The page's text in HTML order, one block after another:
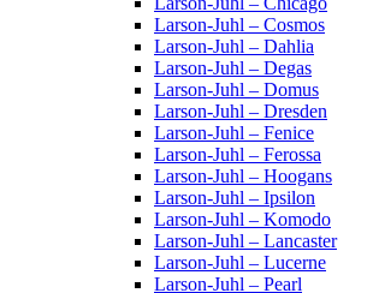
Larson-Juhl – Cosmos
Larson-Juhl – Dahlia
Larson-Juhl – Degas
Larson-Juhl – Domus
Larson-Juhl – Dresden
Larson-Juhl – Fenice
Larson-Juhl – Ferossa
Larson-Juhl – Hoogans
Larson-Juhl – Ipsilon
Larson-Juhl – Komodo
Larson-Juhl – Lancaster
Larson-Juhl – Lucerne
Larson-Juhl – Pearl